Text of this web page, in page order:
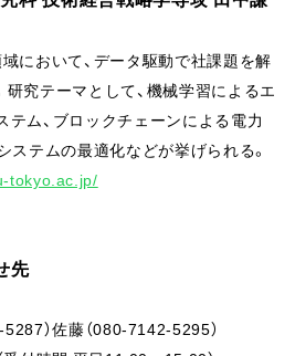
において、データ駆動で社課題を解
究テーマとして、機械学習によるエ
ム、ブロックチェーンによる電力
ステムの最適化などが挙げられる。
tokyo.ac.jp/
先
）佐藤（080-7142-5295）